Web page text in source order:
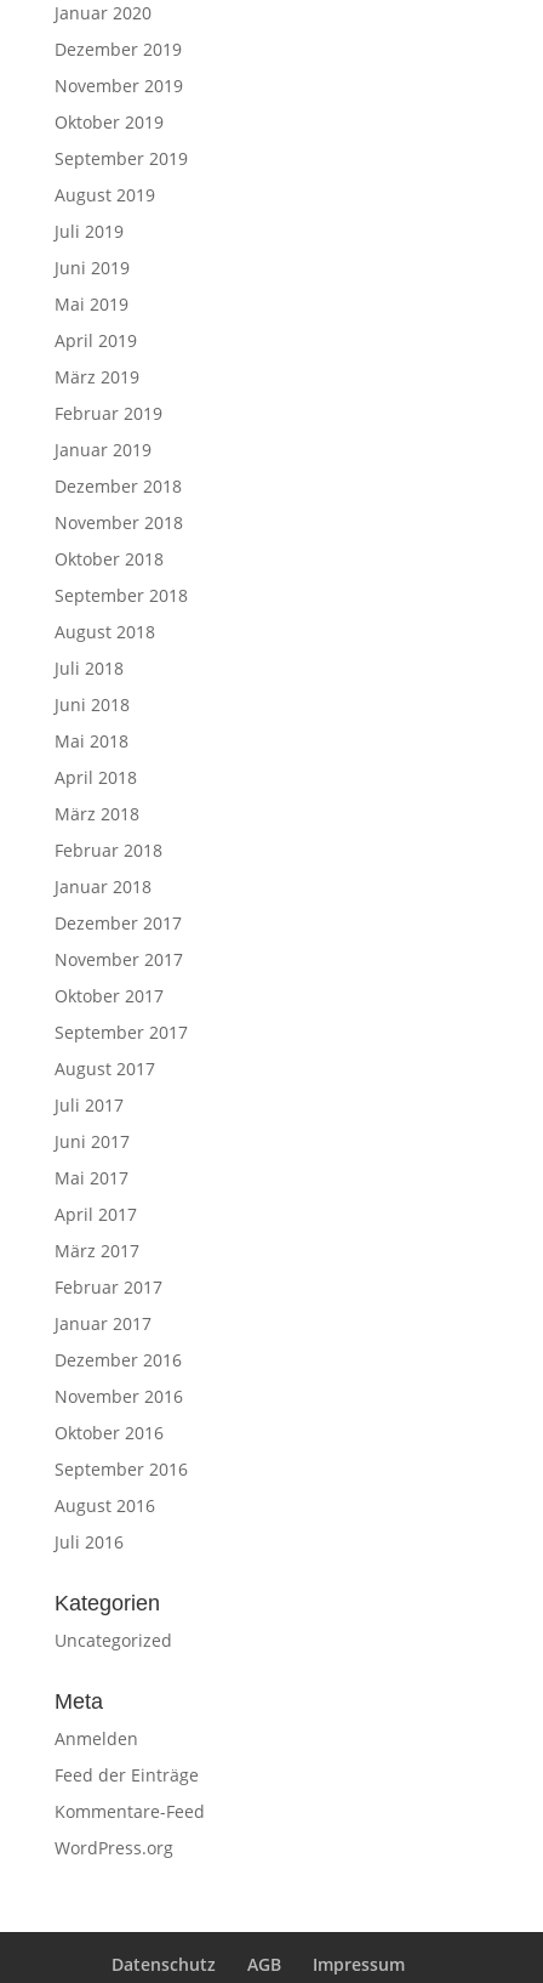
Januar 2020
Dezember 2019
November 2019
Oktober 2019
September 2019
August 2019
Juli 2019
Juni 2019
Mai 2019
April 2019
März 2019
Februar 2019
Januar 2019
Dezember 2018
November 2018
Oktober 2018
September 2018
August 2018
Juli 2018
Juni 2018
Mai 2018
April 2018
März 2018
Februar 2018
Januar 2018
Dezember 2017
November 2017
Oktober 2017
September 2017
August 2017
Juli 2017
Juni 2017
Mai 2017
April 2017
März 2017
Februar 2017
Januar 2017
Dezember 2016
November 2016
Oktober 2016
September 2016
August 2016
Juli 2016
Kategorien
Uncategorized
Meta
Anmelden
Feed der Einträge
Kommentare-Feed
WordPress.org
Datenschutz AGB Impressum